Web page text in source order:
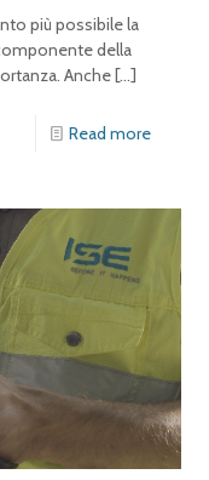
più possibile la
della
Anche […]
Read more